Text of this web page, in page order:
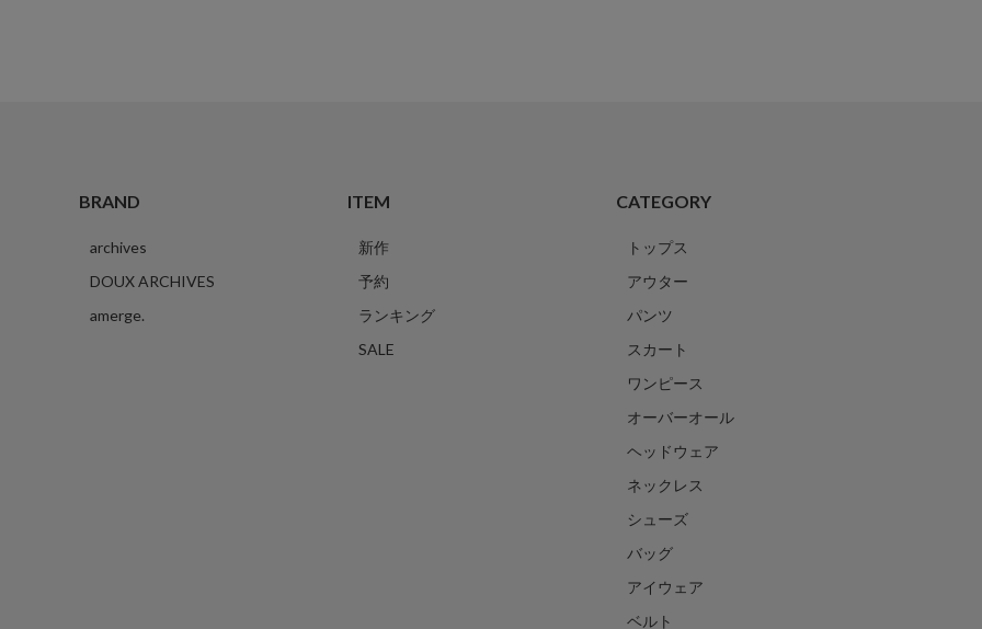
BRAND
archives
DOUX ARCHIVES
amerge.
ITEM
新作
予約
ランキング
SALE
CATEGORY
トップス
アウター
パンツ
スカート
ワンピース
オーバーオール
ヘッドウェア
ネックレス
シューズ
バッグ
アイウェア
ベルト